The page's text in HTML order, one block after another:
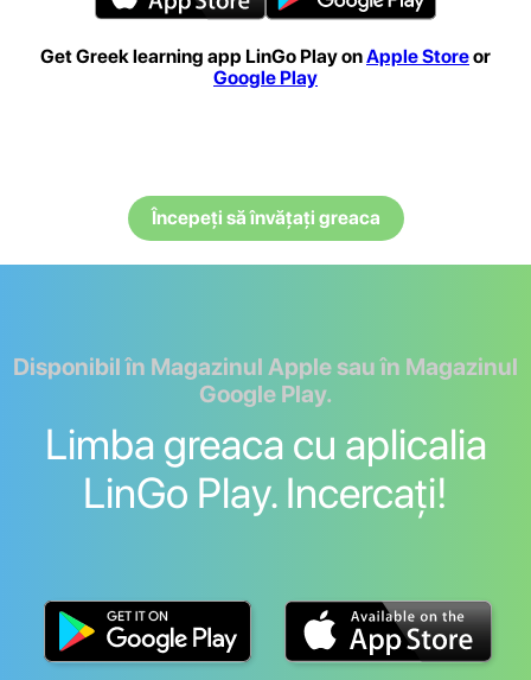
Get Greek learning app LinGo Play onApple Storeor
Google Play
Începeți să învățați greaca
Disponibil în Magazinul Apple sau în Magazinul
Google Play.
Limba greaca cu aplicalia
LinGo Play. Incercați!